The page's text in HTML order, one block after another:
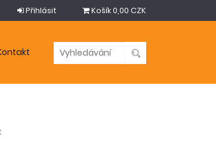
Přihlásit Košík0,00 CZK